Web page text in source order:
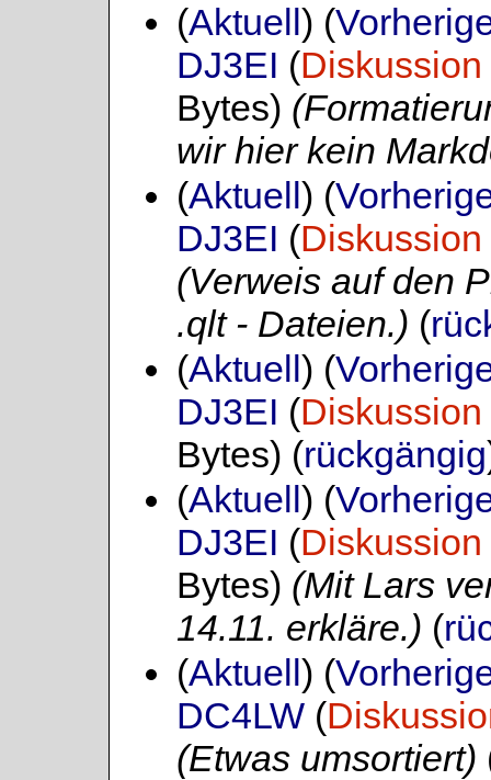
(Aktuell) (
DJ3EI (Diskussion
Bytes)
wir hier kein
(Aktuell) (
DJ3EI (Diskussion
(Verweis auf den
.qlt - Dateien.) (
(Aktuell) (
DJ3EI (Diskussion
Bytes) (rückgängig
(Aktuell) (
DJ3EI (Diskussion
Bytes) (Mit Lars
14.11. erkläre.) (
(Aktuell) (
DC4LW (
(Etwas umsortiert)